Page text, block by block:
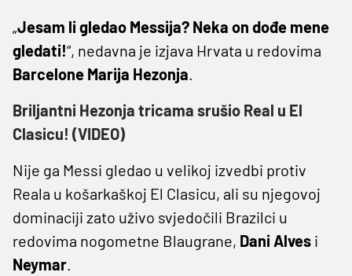
„Jesam li gledao Messija? Neka on dođe mene
gledati!“, nedavna je izjava Hrvata u redovima
Barcelone Marija Hezonja.
Briljantni Hezonja tricama srušio Real u El
Clasicu! (VIDEO)
Nije ga Messi gledao u velikoj izvedbi protiv
Reala u košarkaškoj El Clasicu, ali su njegovoj
dominaciji zato uživo svjedočili Brazilci u
redovima nogometne Blaugrane, Dani Alves i
Neymar.